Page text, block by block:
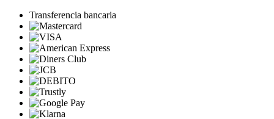
Transferencia bancaria